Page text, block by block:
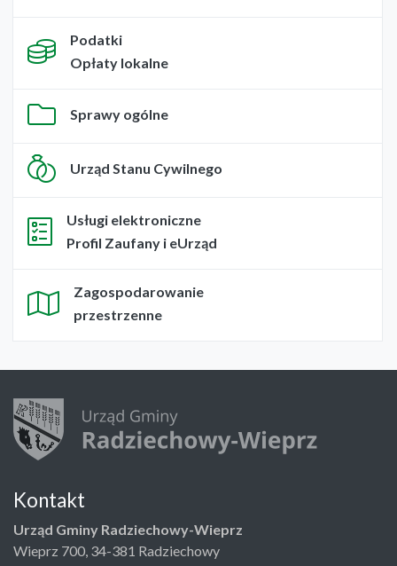
Podatki
Opłaty lokalne
Sprawy ogólne
Urząd Stanu Cywilnego
Usługi elektroniczne
Profil Zaufany i eUrząd
Zagospodarowanie
przestrzenne
Kontakt
Urząd Gminy Radziechowy-Wieprz
Wieprz 700, 34-381 Radziechowy